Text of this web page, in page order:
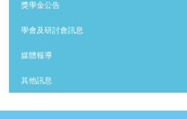
獎學金公告
學會及研討會訊息
媒體報導
其他訊息